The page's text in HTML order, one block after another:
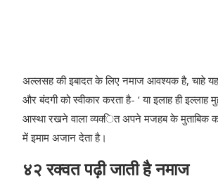
अल्‍लसह की इबादत के लिए नमाज आवश्‍यक है, चाहे
और बंदगी को स्‍वीकार करता है- ‘ या इलाह ही
आस्‍था रखने वाला व्‍यक्‍ित अपने मजहब के मुताबिक कहीं
में इमाम अजान देता है।
४२ रक्‍वत पढ़ी जाती है नमाज